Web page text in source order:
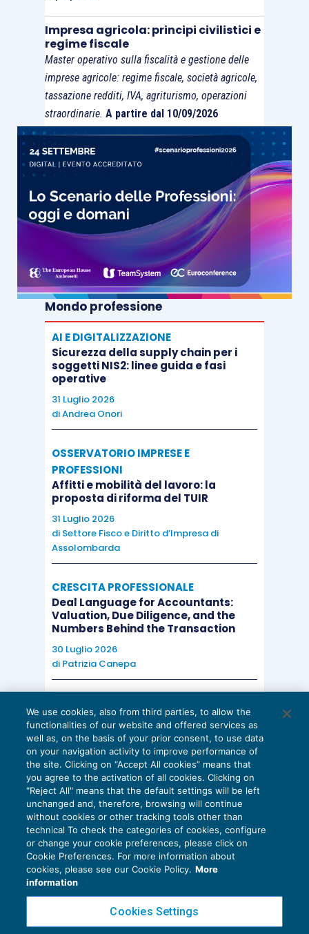
Impresa agricola: principi civilistici e
regime fiscale
Master operativo sulla fiscalità e gestione delle
imprese agricole: regime fiscale, società agricole,
tassazione redditi, IVA, agriturismo, operazioni
straordinarie. A partire dal 10/09/2026
Mondo professione
AI E DIGITALIZZAZIONE
Sicurezza della supply chain per i
soggetti NIS2: linee guida e fasi
operative
31 Luglio 2026
diAndrea Onori
OSSERVATORIO IMPRESE E
PROFESSIONI
Affitti e mobilità del lavoro: la
proposta di riforma del TUIR
31 Luglio 2026
di Settore Fisco e Diritto d’Impresa di
Assolombarda
CRESCITA PROFESSIONALE
Deal Language for Accountants:
Valuation, Due Diligence, and the
Numbers Behind the Transaction
30 Luglio 2026
di Patrizia Canepa
EU AI Act e studi professionali: le
scadenze concrete
27 Luglio 2026
di Diego BarberieStefano Dovier
Privacy Policy
Cookie Policy
We use cookies, also from third parties, to allow the
functionalities of our website and offered services as
well as, on the basis of your prior consent, to use data
on your navigation activity to improve performance of
the site. Clicking on “Accept All cookies” means that
you agree to the activation of all cookies. Clicking on
"Reject All" means that the default settings will be left
unchanged and, therefore, browsing will continue
without cookies or other tracking tools other than
technical To check the categories of cookies, configure
or change your cookie preferences, please click on
Cookie Preferences. For more information about
cookies, please see our Cookie Policy. More
information
Cookies Settings